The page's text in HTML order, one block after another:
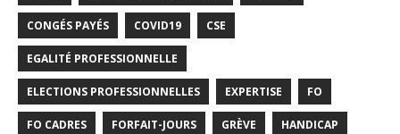
CONGÉS PAYÉS COVID19 CSE
EGALITÉ PROFESSIONNELLE
ELECTIONS PROFESSIONNELLES EXPERTISE FO
FO CADRES FORFAIT-JOURS GRÈVE HANDICAP